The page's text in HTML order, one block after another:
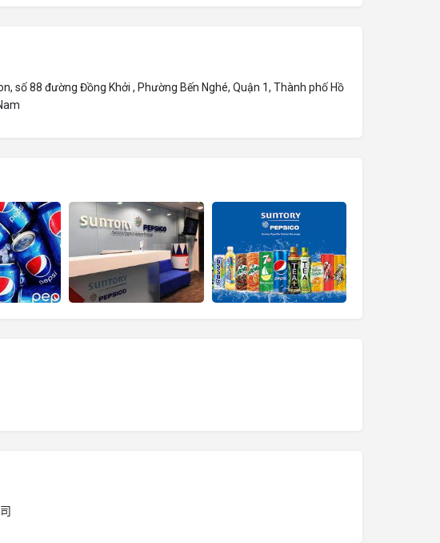
số 88 đường Đồng Khởi , Phường Bến Nghé, Quận 1, Thành phố Hồ